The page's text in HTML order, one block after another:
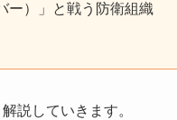
ー）」と戦う防衛組織
説 していきます。